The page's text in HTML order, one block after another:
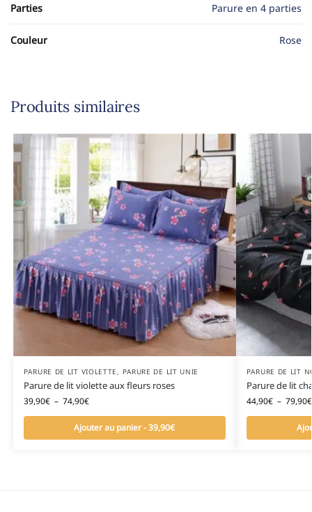
Parties Parure en 4 parties
Couleur Rose
Produits similaires
PARURE DE LIT VIOLETTE, PARURE DE LIT UNIE
Parure de lit violette aux fleurs roses
39,90€ – 74,90€
Ajouter au panier - 39,90€
PARURE DE LIT
Parure de lit
44,90€ – 79,90€